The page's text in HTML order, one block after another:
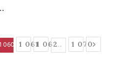
060 1 0611 062… 1 070